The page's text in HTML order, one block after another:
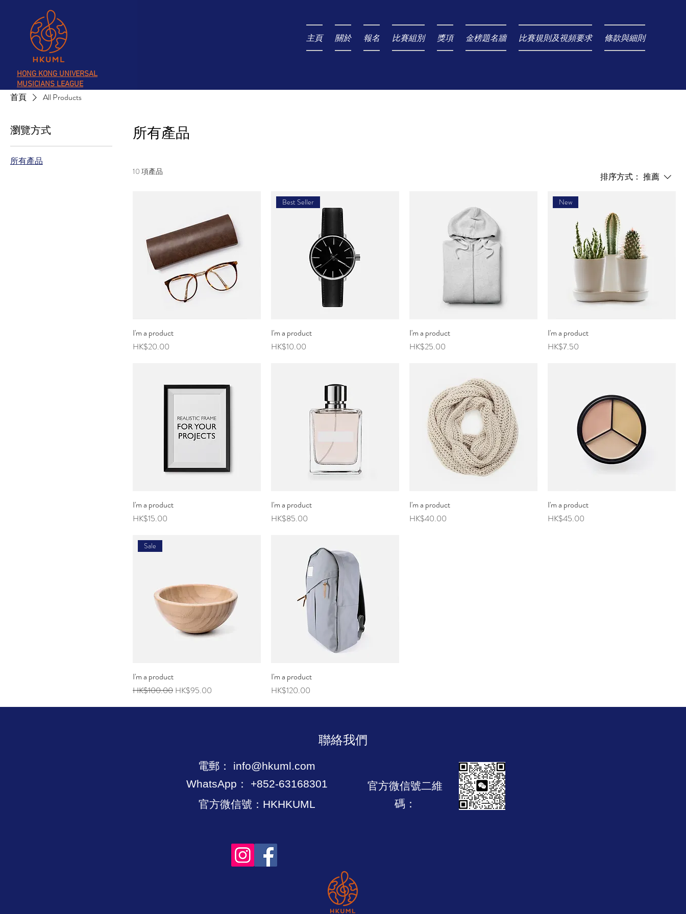
HONG KONG UNIVERSAL
MUSICIANS LEAGUE
主頁 關於 報名 比賽組別 獎項 金榜題名牆 比賽規則及視頻要求 條款與細則
首頁 All Products
瀏覽方式
所有產品
所有產品
10 項產品 排序方式： 推薦
I'm a product
價格
HK$20.00
Best Seller
I'm a product
價格
HK$10.00
I'm a product
價格
HK$25.00
New
I'm a product
價格
HK$7.50
I'm a product
價格
HK$15.00
I'm a product
價格
HK$85.00
I'm a product
價格
HK$40.00
I'm a product
價格
HK$45.00
Sale
I'm a product
一般價格
HK$100.00 促銷價格
HK$95.00
I'm a product
價格
HK$120.00
聯絡我們
電郵： info@hkuml.com
WhatsApp： +852-63168301
官方微信號：HKHKUML
官方微信號二維
碼：